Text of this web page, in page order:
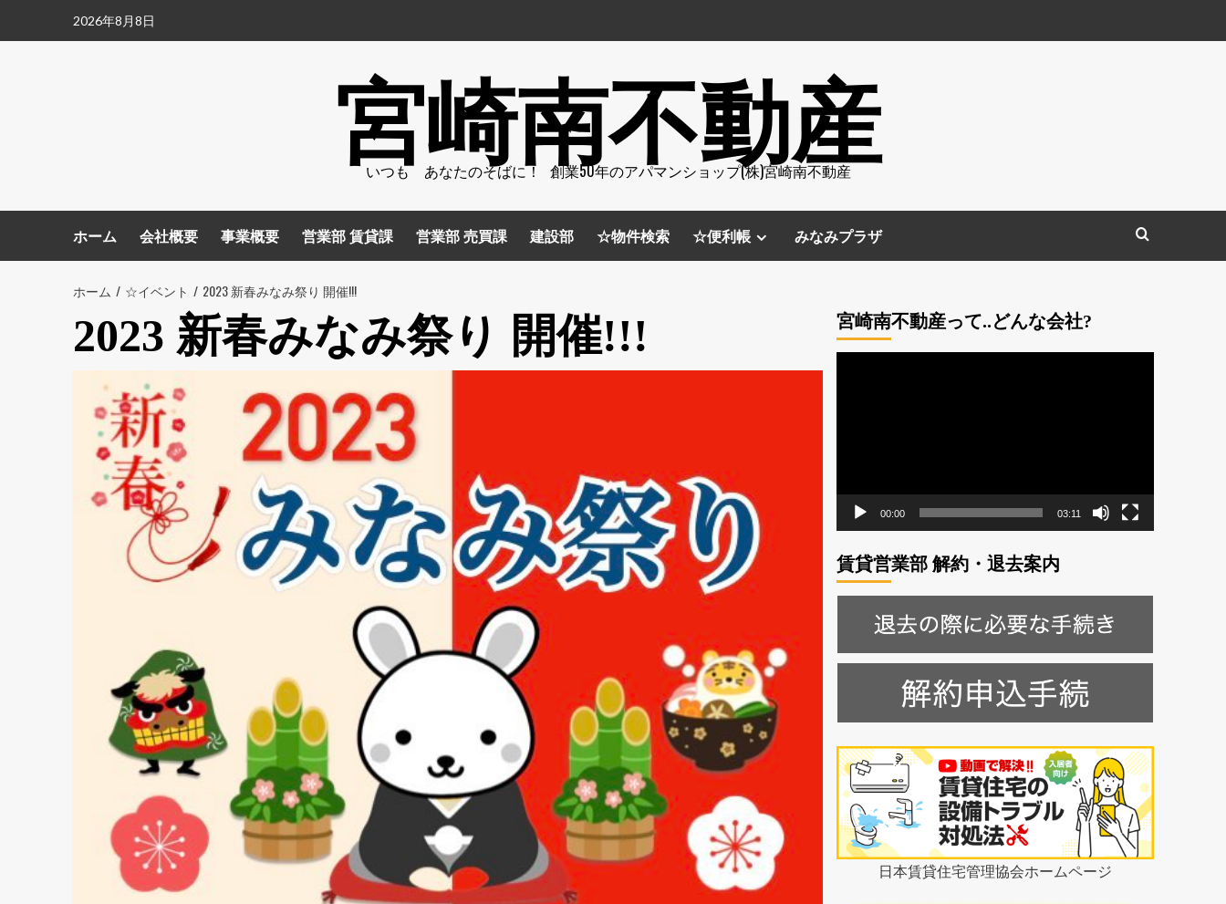
2026年8月8日
宮崎南不動産
いつも あなたのそばに！ 創業50年のアパマンショップ(株)宮崎南不動産
ホーム 会社概要 事業概要 営業部 賃貸課 営業部 売買課 建設部 ☆物件検索 ☆便利帳 みなみプラザ
ホーム ☆イベント 2023 新春みなみ祭り 開催!!!
2023 新春みなみ祭り 開催!!! 宮崎南不動産って..どんな会社?
ー
00:00 03:11
賃貸営業部 解約・退去案内
日本賃貸住宅管理協会ホームページ